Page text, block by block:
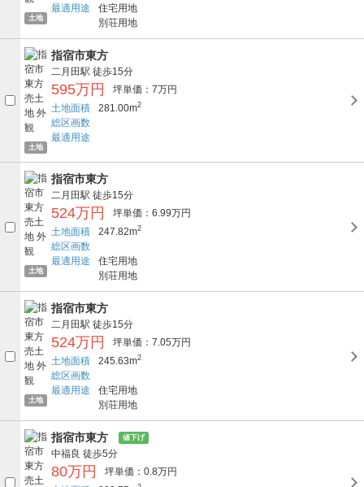
土地
最適用途
住宅用地
別荘用地
土地
指宿市東方
二月田駅 徒歩15分
595万円
坪単価：7万円
土地面積
281.00m2
総区画数
最適用途
土地
指宿市東方
二月田駅 徒歩15分
524万円
坪単価：6.99万円
土地面積
247.82m2
総区画数
最適用途
住宅用地
別荘用地
土地
指宿市東方
二月田駅 徒歩15分
524万円
坪単価：7.05万円
土地面積
245.63m2
総区画数
最適用途
住宅用地
別荘用地
指宿市東方 値下げ
中福良 徒歩5分
80万円
坪単価：0.8万円